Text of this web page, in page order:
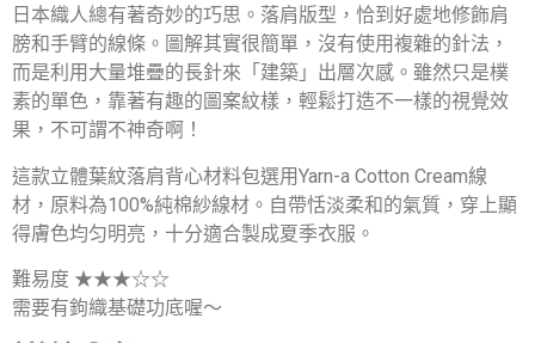
日本織人總有著奇妙的巧思。落肩版型，恰到好處地修飾肩
膀和手臂的線條。圖解其實很簡單，沒有使用複雜的針法，
而是利用大量堆疊的長針來「建築」出層次感。雖然只是樸
素的單色，靠著有趣的圖案紋樣，輕鬆打造不一樣的視覺效
果，不可謂不神奇啊！
這款立體葉紋落肩背心材料包選用Yarn-a Cotton Cream線
材，原料為100%純棉紗線材。自帶恬淡柔和的氣質，穿上顯
得膚色均匀明亮，十分適合製成夏季衣服。
難易度 ★★★☆☆
需要有鉤織基礎功底喔～